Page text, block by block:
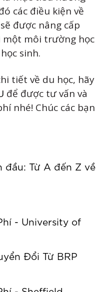
các điều kiện về
được nâng cấp
môi trường học
sinh.
tiết về du học, hãy
để được tư vấn và
nhé! Chúc các bạn
đầu: Từ A đến Z về
- University of
Đổi Từ BRP